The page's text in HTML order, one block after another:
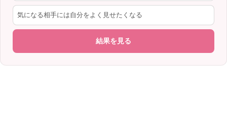
気になる相手には自分をよく見せたくなる
結果を見る